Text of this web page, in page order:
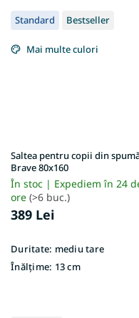
Standard Bestseller
Mai multe culori
Saltea pentru copii din
Brave 80x160
În stoc | Expediem în 24
ore (>6 buc.)
389 Lei
Duritate: mediu tare
Înălțime: 13 cm